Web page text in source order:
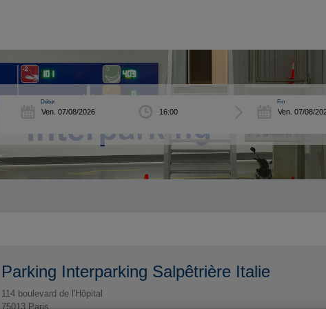
Début Fin
Parking Interparking Salpêtrière Italie
114 boulevard de l'Hôpital
75013 Paris